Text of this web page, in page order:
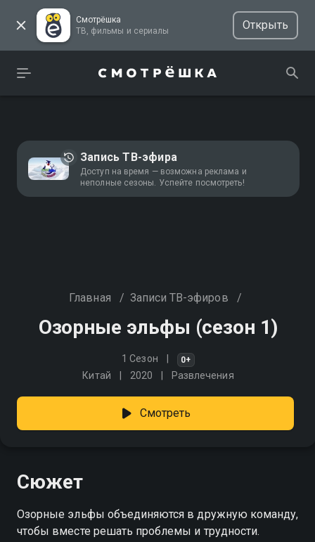
Смотрёшка
ТВ, фильмы и сериалы
Открыть
Запись ТВ-эфира
Доступ на время — возможна реклама и
неполные сезоны. Успейте посмотреть!
Главная / Записи ТВ-эфиров /
Озорные эльфы (сезон 1)
1 Сезон 0+
Китай 2020 Развлечения
Смотреть
Сюжет
Озорные эльфы объединяются в дружную команду,
чтобы вместе решать проблемы и трудности.